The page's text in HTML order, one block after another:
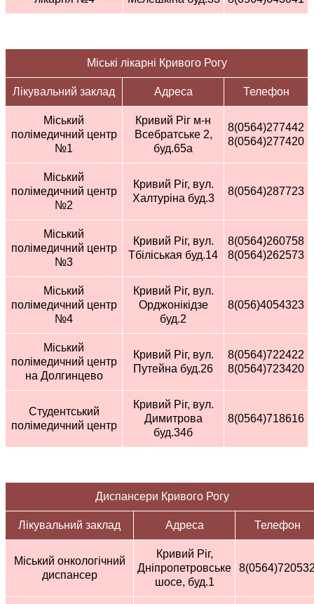
Міські лікарні Кривого Рогу
Лікувальний заклад Адреса Телефон
Міський
полімедичний центр
№1
Кривий Ріг м-н
Всебратське 2,
буд.65а
8(0564)277442
8(0564)277420
Міський
полімедичний центр
№2
Кривий Ріг, вул.
Халтуріна буд.3
8(0564)287723
Міський
полімедичний центр
№3
Кривий Ріг, вул.
Тбіліськая буд.14
8(0564)260758
8(0564)262573
Міський
полімедичний центр
№4
Кривий Ріг, вул.
Орджонікідзе
буд.2
8(056)4054323
Міський
полімедичний центр
на Долгинцево
Кривий Ріг, вул.
Путейна буд.26
8(0564)722422
8(0564)723420
Студентський
полімедичний центр
Кривий Ріг, вул.
Димитрова
буд.34б
8(0564)718616
Диспансери Кривого Рогу
Лікувальний заклад Адреса Телефон
Міський онкологічний
диспансер
Кривий Ріг,
Дніпропетровське
шосе, буд.1